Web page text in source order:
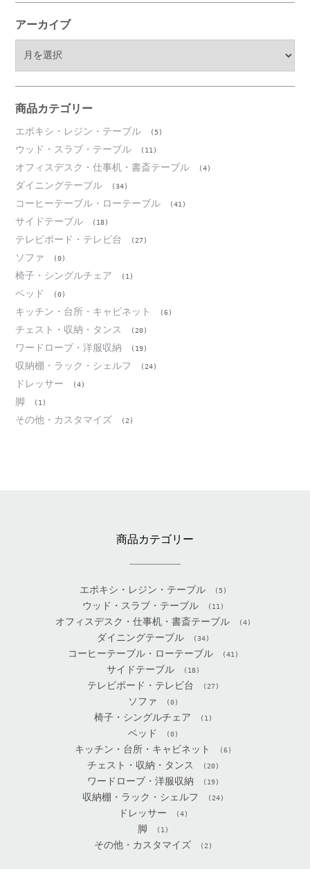
アーカイブ
ブ
商品カテゴリー
エポキシ・レジン・テーブル (5)
ウッド・スラブ・テーブル (11)
オフィスデスク・仕事机・書斎テーブル (4)
ダイニングテーブル (34)
コーヒーテーブル・ローテーブル (41)
サイドテーブル (18)
テレビボード・テレビ台 (27)
ソファ (0)
椅子・シングルチェア (1)
ベッド (0)
キッチン・台所・キャビネット (6)
チェスト・収納・タンス (20)
ワードローブ・洋服収納 (19)
収納棚・ラック・シェルフ (24)
ドレッサー (4)
脚 (1)
その他・カスタマイズ (2)
商品カテゴリー
エポキシ・レジン・テーブル (5)
ウッド・スラブ・テーブル (11)
オフィスデスク・仕事机・書斎テーブル (4)
ダイニングテーブル (34)
コーヒーテーブル・ローテーブル (41)
サイドテーブル (18)
テレビボード・テレビ台 (27)
ソファ (0)
椅子・シングルチェア (1)
ベッド (0)
キッチン・台所・キャビネット (6)
チェスト・収納・タンス (20)
ワードローブ・洋服収納 (19)
収納棚・ラック・シェルフ (24)
ドレッサー (4)
脚 (1)
その他・カスタマイズ (2)